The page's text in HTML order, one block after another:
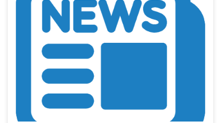
https://control.fs.cvut.cz/wp-content/uploads/2022/08/SZZ9a1.pdf